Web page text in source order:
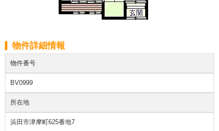
物件詳細情報
物件番号
BV0999
所在地
浜田市津摩町625番地7